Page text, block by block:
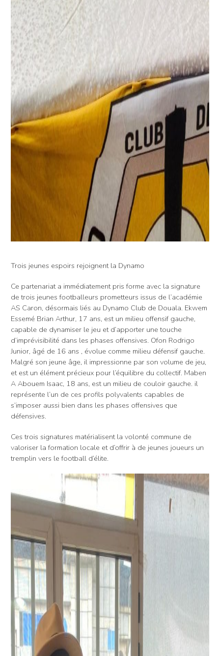
Trois jeunes espoirs rejoignent la Dynamo
Ce partenariat a immédiatement pris forme avec la signature
de trois jeunes footballeurs prometteurs issus de l’académie
AS Caron, désormais liés au Dynamo Club de Douala. Ekwem
Essemé Brian Arthur, 17 ans, est un milieu offensif gauche,
capable de dynamiser le jeu et d’apporter une touche
d’imprévisibilité dans les phases offensives. Ofon Rodrigo
Junior, âgé de 16 ans , évolue comme milieu défensif gauche.
Malgré son jeune âge, il impressionne par son volume de jeu,
et est un élément précieux pour l’équilibre du collectif. Maben
A Abouem Isaac, 18 ans, est un milieu de couloir gauche. il
représente l’un de ces profils polyvalents capables de
s’imposer aussi bien dans les phases offensives que
défensives.
Ces trois signatures matérialisent la volonté commune de
valoriser la formation locale et d’offrir à de jeunes joueurs un
tremplin vers le football d’élite.